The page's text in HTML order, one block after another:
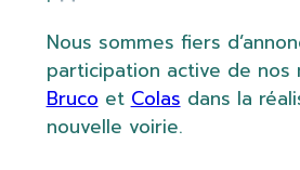
Nous sommes fiers
participation active de nos
Bruco et Colas dans la
nouvelle voirie.